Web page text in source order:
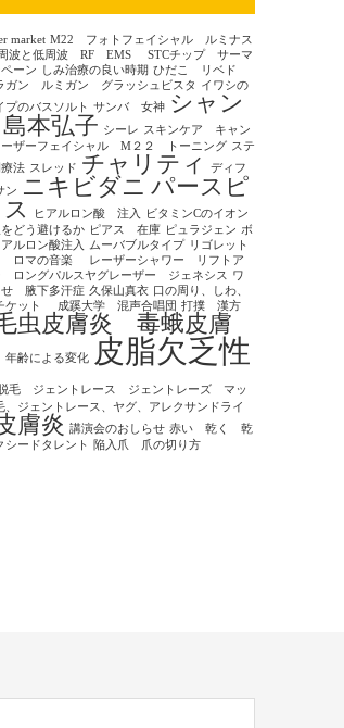
market M22 フォトフェイシャル ルミナス
波と低周波 RF EMS
STCチップ サーマ
ーン
しみ治療の良い時期 ひだこ リベド
ガン ルミガン グラッシュビスタ
イワシの
プのバスソルト サンバ 女神 シャン
本弘子 シーレ スキンケア キャン
ーフェイシャル M２２ トーニング ステ
法 スレッド チャリティ
ディフ
ン ニキビダニ パースピ
ヒアルロン酸 注入
ビタミンCのイオン
どう避けるか ピアス 在庫 ピュラジェン ボ
ルロン酸注入 ムーバブルタイプ リゴレット
ロマの音楽
レーザーシャワー リフトア
ロングパルスヤグレーザー ジェネシス ワ
腋下多汗症 久保山真衣 口の周り、しわ、
ケット 成蹊大学 混声合唱団 打撲 漢方
虫皮膚炎 毒蛾皮膚
齢による変化
皮脂欠乏性
脱毛 ジェントレース ジェントレーズ マッ
、ジェントレース、ヤグ、アレクサンドライ
膚炎 講演会のおしらせ 赤い 乾く 乾
ードタレント 陥入爪 爪の切り方